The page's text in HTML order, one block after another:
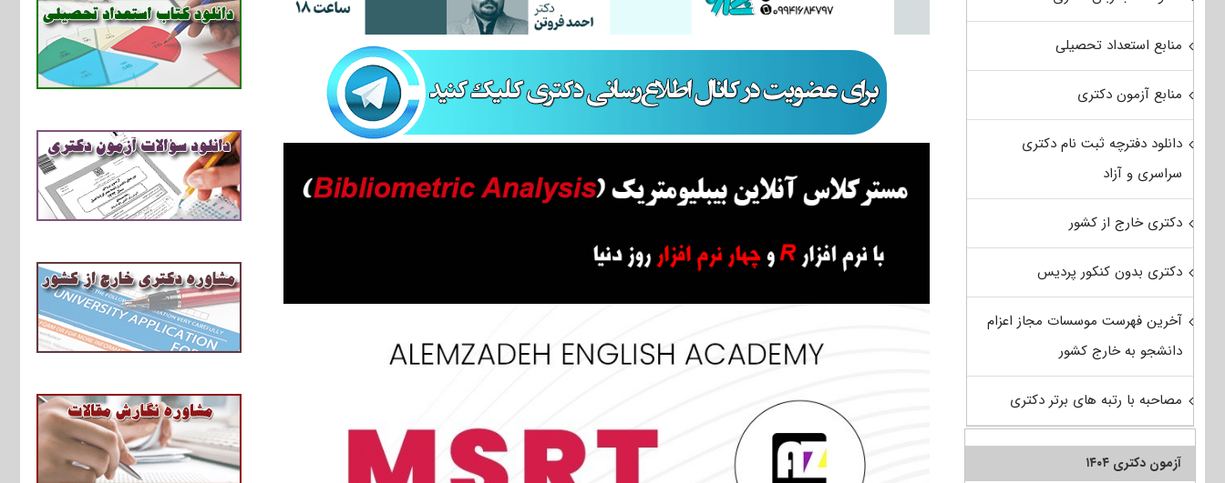
منابع استعداد تحصیلی
منابع آزمون دکتری
دانلود دفترچه ثبت نام دکتری
سراسری و آزاد
دکتری خارج از کشور
دکتری بدون کنکور پردیس
آخرین فهرست موسسات مجاز اعزام
دانشجو به خارج کشور
مصاحبه با رتبه های برتر دکتری
آزمون دکتری ۱۴۰۴